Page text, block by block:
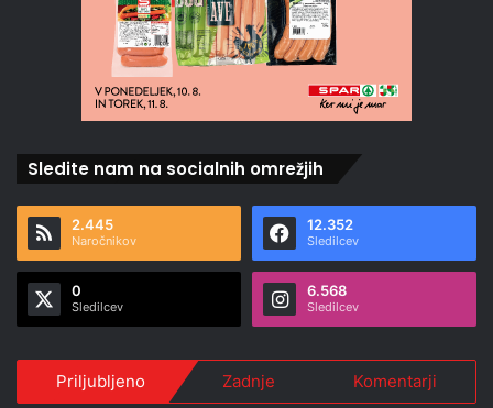
Sledite nam na socialnih omrežjih
2.445
Naročnikov
12.352
Sledilcev
0
Sledilcev
6.568
Sledilcev
Priljubljeno Zadnje Komentarji